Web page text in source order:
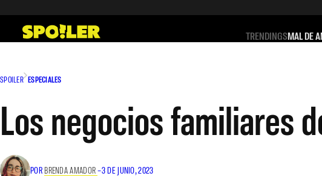
contenido
TRENDINGSMAL DE
SPOILER ESPECIALES
Los negocios familiares
POR BRENDA AMADOR–3 DE JUNIO, 2023